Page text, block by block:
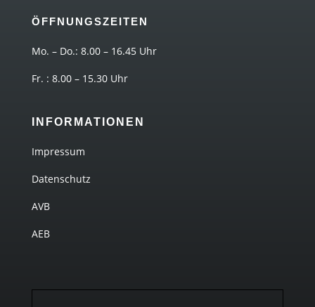
ÖFFNUNGSZEITEN
Mo. – Do.: 8.00 – 16.45 Uhr
Fr. : 8.00 – 15.30 Uhr
INFORMATIONEN
Impressum
Datenschutz
AVB
AEB